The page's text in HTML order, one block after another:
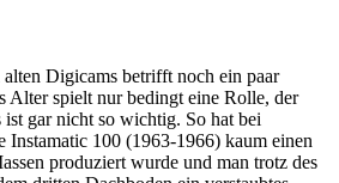
Digicams betrifft noch ein paar
Alter spielt nur bedingt eine Rolle, der
ist gar nicht so wichtig. So hat bei
Instamatic 100 (1963-1966) kaum einen
produziert wurde und man trotz des